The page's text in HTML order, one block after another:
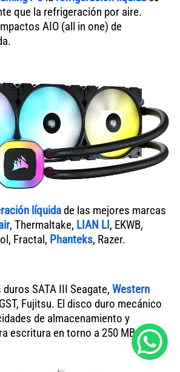
que la refrigeración por aire.
AIO (all in one) de
líquidade las mejores marcas
, Thermaltake, LIAN LI, EKWB,
Fractal, Phanteks, Razer.
SATA III Seagate, Western
Fujitsu. El disco duro mecánico
de almacenamiento y
escritura en torno a 250 MB/s.